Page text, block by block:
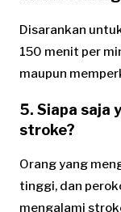
Disarankan
150 menit per
maupun
5. Siapa saja
stroke?
Orang yang
tinggi, dan
mengalami